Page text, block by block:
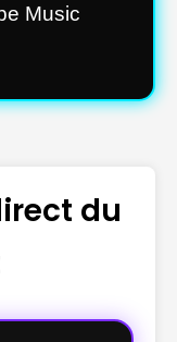
Music
du